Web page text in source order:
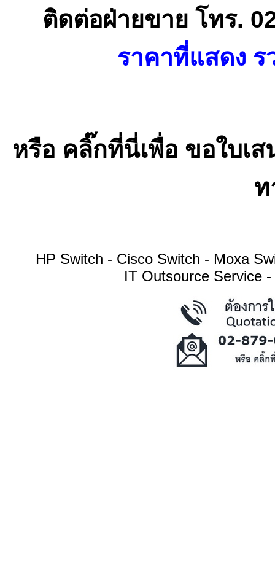
ติดต่อฝ่ายขาย โทร.
ราคาที่แสดง
หรือ คลิ๊กที่นี่เพื่อ ขอใบเ
ท
HP Switch - Cisco Switch - Moxa
IT Outsource Service